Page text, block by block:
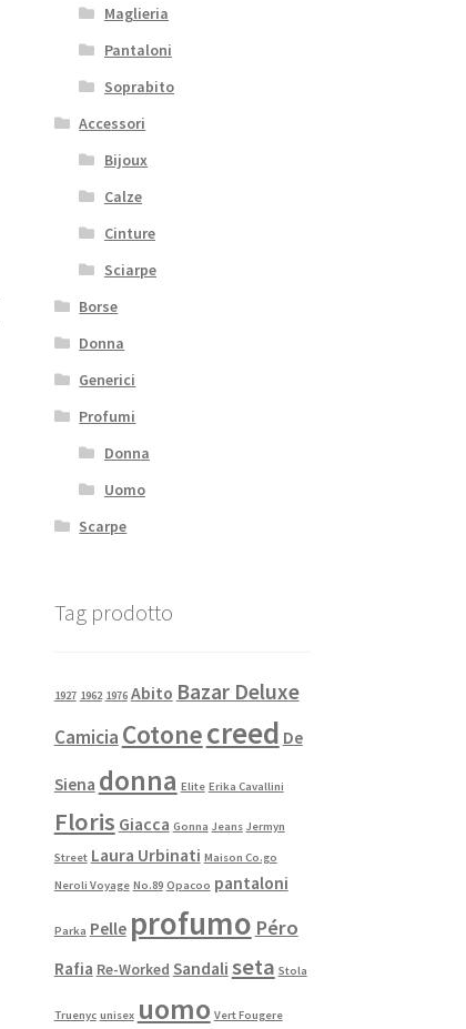
Maglieria
Pantaloni
Soprabito
Accessori
Bijoux
Calze
Cinture
Sciarpe
Borse
Donna
Generici
Profumi
Donna
Uomo
Scarpe
Tag prodotto
1927 1962 1976 Abito Bazar Deluxe
Camicia Cotonecreed De
Siena donna Elite Erika Cavallini
Floris Giacca Gonna Jeans Jermyn
Street Laura Urbinati Maison Co.go
Neroli Voyage No.89 Opacoo pantaloni
Parka Pelle profumo Péro
Rafia Re-Worked Sandali seta Stola
Truenyc unisex uomo Vert Fougere